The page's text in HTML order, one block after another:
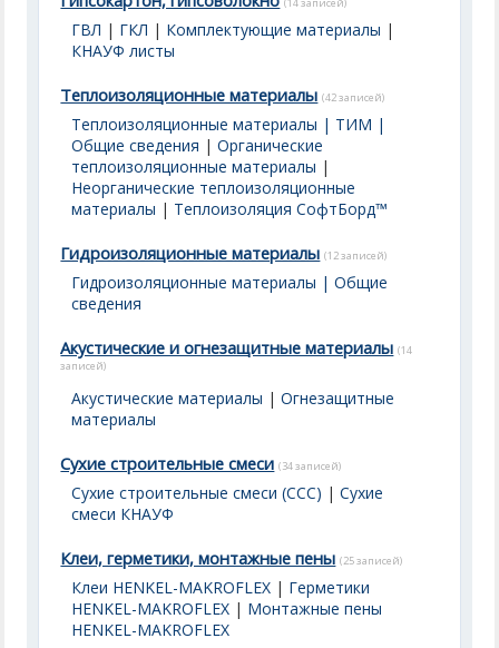
ГВЛ | ГКЛ | Комплектующие материалы |
КНАУФ листы
Теплоизоляционные материалы (42 записей)
Теплоизоляционные материалы | ТИМ |
Общие сведения |Органические
теплоизоляционные материалы |
Неорганические теплоизоляционные
материалы | Теплоизоляция СофтБорд™
Гидроизоляционные материалы (12 записей)
Гидроизоляционные материалы | Общие
сведения
Акустические и огнезащитные материалы (14
записей)
Акустические материалы |Огнезащитные
материалы
Сухие строительные смеси (34 записей)
Сухие строительные смеси (ССС) |Сухие
смеси КНАУФ
Клеи, герметики, монтажные пены (25 записей)
Клеи HENKEL-MAKROFLEX | Герметики
HENKEL-MAKROFLEX | Монтажные пены
HENKEL-MAKROFLEX